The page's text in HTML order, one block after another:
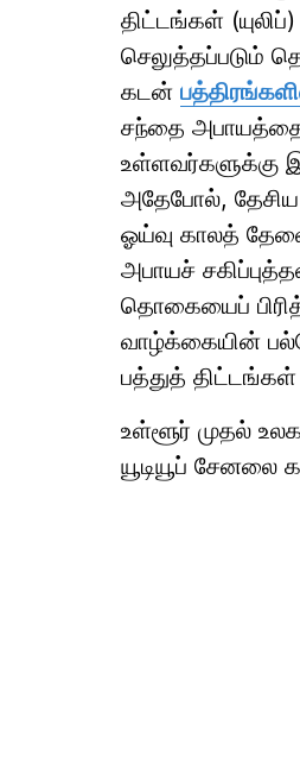
திட்டங்கள்
செலுத்தப்படும்
கடன்
சந்தை
உள்ளவர்களுக்கு
அதேபோல், தேசிய
ஓய்வு காலத்
அபாயச்
தொகையைப்
வாழ்க்கையின்
பத்துத்
உள்ளூர் முதல்
யூடியூப் சேனலை